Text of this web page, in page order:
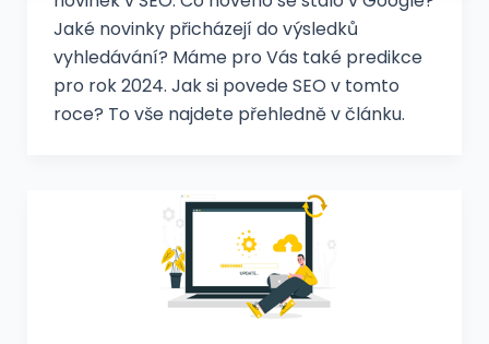
Jaké novinky přicházejí do výsledků
vyhledávání? Máme pro Vás také predikce
pro rok 2024. Jak si povede SEO v tomto
roce? To vše najdete přehledně v článku.